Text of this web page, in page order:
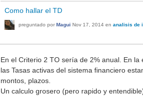
Como hallar el TD
preguntado por Magui Nov 17, 2014 en analisis de
En el Criterio 2 TO sería de 2% anual. En
las Tasas activas del sistema financiero
montos, plazos.
Un calculo grosero (pero rapido y